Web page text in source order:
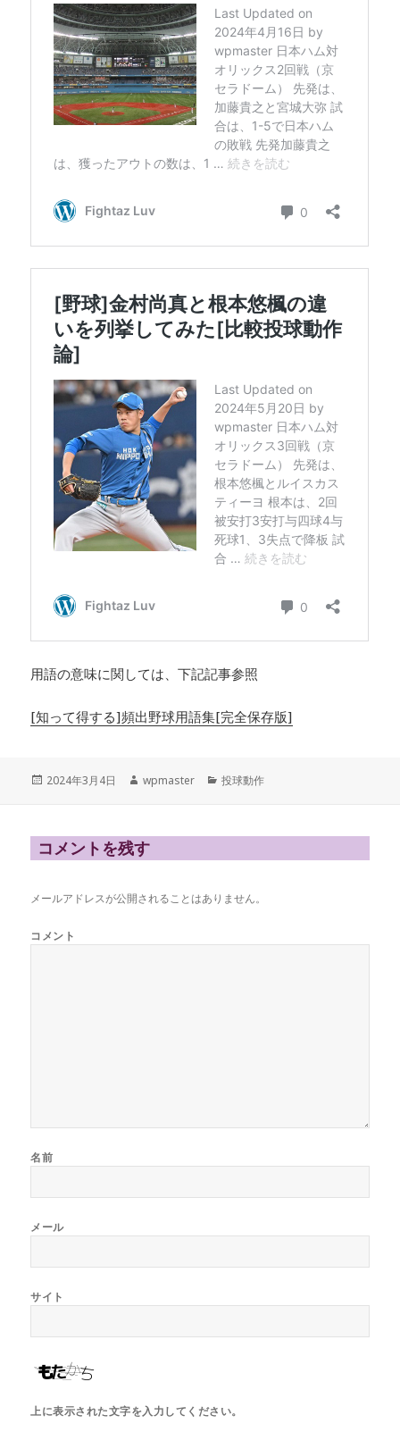
用語の意味に関しては、下記記事参照
[知って得する]頻出野球用語集[完全保存版]
投
2024年3月4日
作
wpmaster
カ
投球動作
コメントを残す
メールアドレスが公開されることはありません。
コメント
名前
メール
サイト
上に表示された文字を入力してください。